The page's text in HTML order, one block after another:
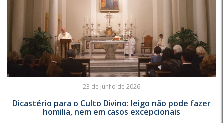
23 de junho de 2026
Dicastério para o Culto Divino: leigo não pode fazer
homilia, nem em casos excepcionais